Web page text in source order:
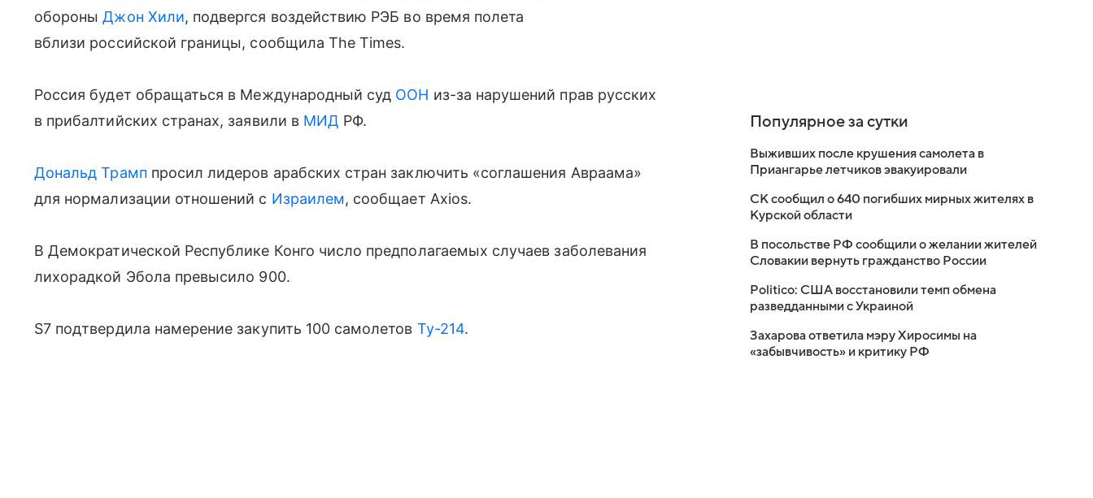
обороныДжон Хили, подвергся воздействию РЭБ во время полета
вблизи российской границы, сообщила The Times.
Россия будет обращаться в Международный суд ООН из-за нарушений прав русских
в прибалтийских странах, заявили в МИД РФ.
Дональд Трамп просил лидеров арабских стран заключить «соглашения Авраама»
для нормализации отношений с Израилем, сообщает Axios.
В Демократической Республике Конго число предполагаемых случаев заболевания
лихорадкой Эбола превысило 900.
S7 подтвердила намерение закупить 100 самолетов Ту-214.
Популярное за сутки
Выживших после крушения самолета в
Приангарье летчиков эвакуировали
СК сообщил о 640 погибших мирных жителях в
Курской области
В посольстве РФ сообщили о желании жителей
Словакии вернуть гражданство России
Politico: США восстановили темп обмена
разведданными с Украиной
Захарова ответила мэру Хиросимы на
«забывчивость» и критику РФ